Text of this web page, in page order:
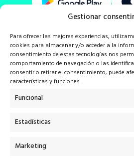
Gestionar
Para ofrecer las mejores experiencias,
cookies para almacenar y/o acceder a la
consentimiento de estas tecnologías nos
comportamiento de navegación o las
consentir o retirar el consentimiento, puede
características y funciones.
Funcional
Estadísticas
Marketing
Veiko* es la solución tecnológica
de los actores en el proceso